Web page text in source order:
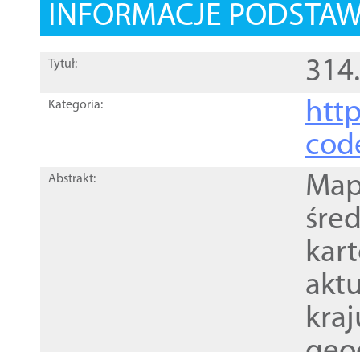
INFORMACJE
Tytuł:
Kategoria:
Abstrakt: